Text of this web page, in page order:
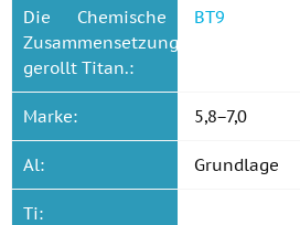
Die Chemische
Zusammensetzung
gerollt Titan.:
ВТ9
Marke: 5,8−7,0
Al: Grundlage
Ti: